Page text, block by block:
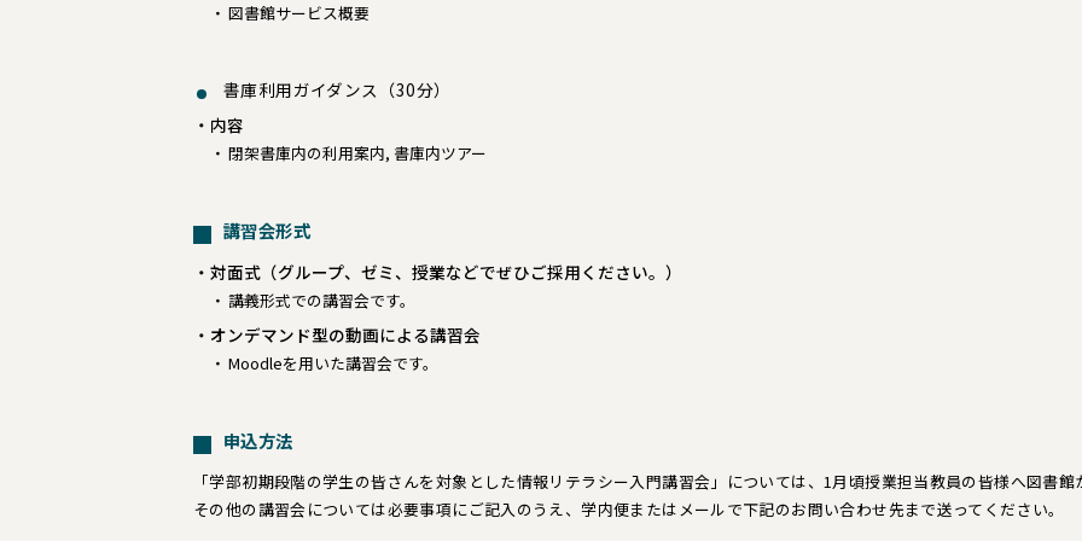
図書館サービス概要
書庫利用ガイダンス（30分）
内容
閉架書庫内の利用案内, 書庫内ツアー
講習会形式
対面式（グループ、ゼミ、授業などでぜひご採用ください。）
講義形式での講習会です。
オンデマンド型の動画による講習会
Moodleを用いた講習会です。
申込方法
「学部初期段階の学生の皆さんを対象とした情報リテラシー入門講習会」については、1月頃授業担当教員の皆様へ図書
その他の講習会については必要事項にご記入のうえ、学内便またはメールで下記のお問い合わせ先まで送ってください。